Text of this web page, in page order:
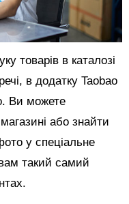
товарів в каталозі
в додатку Taobao
Ви можете
або знайти
у спеціальне
такий самий